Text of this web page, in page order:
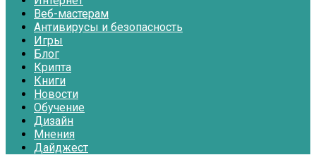
Веб-мастерам
Антивирусы и безопасность
Игры
Блог
Крипта
Книги
Новости
Обучение
Дизайн
Мнения
Дайджест